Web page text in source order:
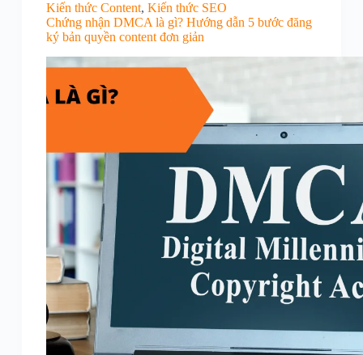
Kiến thức Content, Kiến thức SEO
Chứng nhận DMCA là gì? Hướng dẫn 5 bước đăng
ký bản quyền content đơn giản